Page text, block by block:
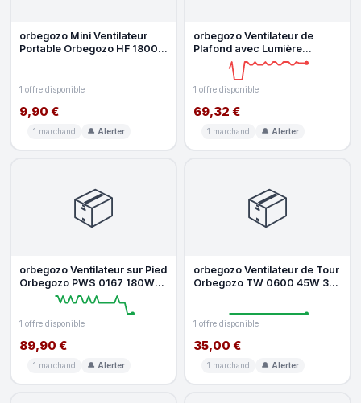
orbegozo Mini Ventilateur
Portable Orbegozo HF 1800
1 offre disponible
9,90 €
1 marchand 🔔 Alerter
orbegozo Ventilateur de
Plafond avec Lumière
Orbegozo CP 150035 20W
33cm 6 Vites
1 offre disponible
69,32 €
1 marchand 🔔 Alerter
📦
orbegozo Ventilateur sur Pied
Orbegozo PWS 0167 180W
65cm 3 Vitesses Oscillant S
1 offre disponible
89,90 €
1 marchand 🔔 Alerter
📦
orbegozo Ventilateur de Tour
Orbegozo TW 0600 45W 3
1 offre disponible
35,00 €
1 marchand 🔔 Alerter